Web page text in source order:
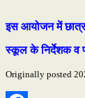
इस आयोजन में
स्कूल के निर्देशक व
Originally posted